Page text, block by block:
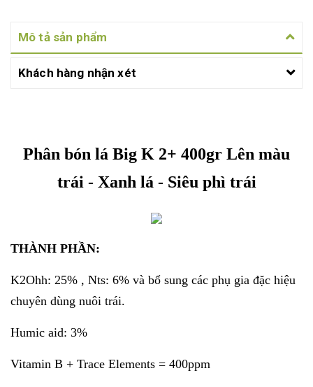
Mô tả sản phẩm
Khách hàng nhận xét
Phân bón lá Big K 2+ 400gr Lên màu
trái - Xanh lá - Siêu phì trái
THÀNH PHẦN:
K2Ohh: 25% , Nts: 6% và bổ sung các phụ gia đặc hiệu
chuyên dùng nuôi trái.
Humic aid: 3%
Vitamin B + Trace Elements = 400ppm